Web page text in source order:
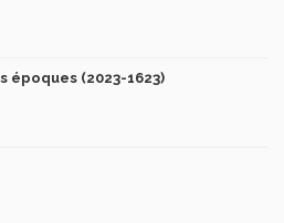
époques (2023-1623)